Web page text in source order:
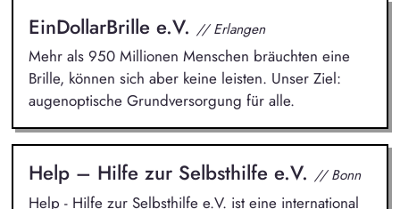
EinDollarBrille e.V. // Erlangen
Mehr als 950 Millionen Menschen bräuchten eine
Brille, können sich aber keine leisten. Unser Ziel:
augenoptische Grundversorgung für alle.
Help – Hilfe zur Selbsthilfe e.V. // Bonn
Help - Hilfe zur Selbsthilfe e.V. ist eine international